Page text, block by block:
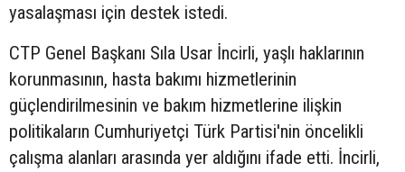
yasalaşması için destek istedi.
CTP Genel Başkanı Sıla Usar İncirli, yaşlı haklarının
korunmasının, hasta bakımı hizmetlerinin
güçlendirilmesinin ve bakım hizmetlerine ilişkin
politikaların Cumhuriyetçi Türk Partisi'nin öncelikli
çalışma alanları arasında yer aldığını ifade etti. İncirli,